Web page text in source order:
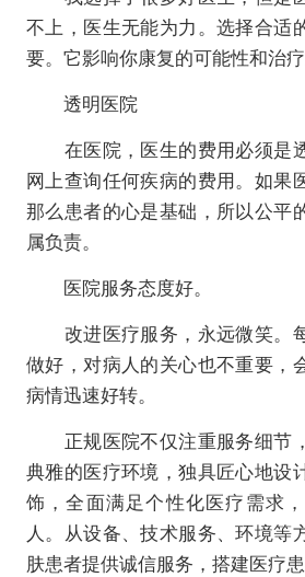
不上，医生无能为力。选择合适
要。它影响你康复的可能性和治疗
透明医院
在医院，医生的费用必须是
网上查询任何疾病的费用。如果
那么患者的心是基础，所以公平
属负责。
医院服务态度好。
改进医疗服务，永远微笑。
做好，对病人的关心也不重要，
病情迅速好转。
正规医院不仅注重服务细节
典雅的医疗环境，独具匠心地设
饰，全面满足个性化医疗需求
人。从设备、技术服务、环境等
肤患者提供诚信服务，搭建医疗患